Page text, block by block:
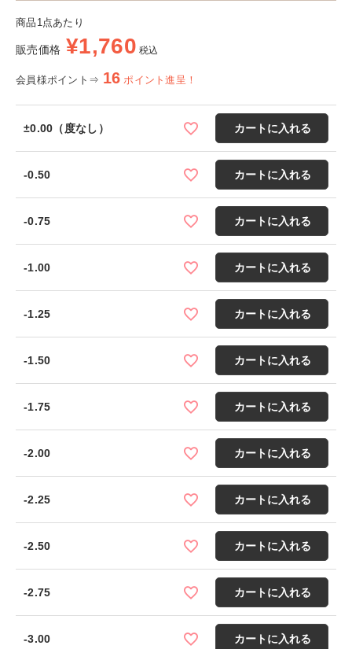
商品1点あたり
販売価格 ¥1,760 税込
会員様ポイント⇒ 16 ポイント進呈！
±0.00（度なし） カートに入れる
-0.50 カートに入れる
-0.75 カートに入れる
-1.00 カートに入れる
-1.25 カートに入れる
-1.50 カートに入れる
-1.75 カートに入れる
-2.00 カートに入れる
-2.25 カートに入れる
-2.50 カートに入れる
-2.75 カートに入れる
-3.00 カートに入れる